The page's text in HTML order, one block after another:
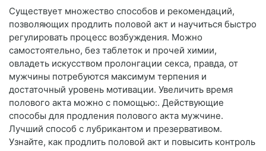
Существует множество способов и рекомендаций,
позволяющих продлить половой акт и научиться быстро
регулировать процесс возбуждения. Можно
самостоятельно, без таблеток и прочей химии,
овладеть искусством пролонгации секса, правда, от
мужчины потребуются максимум терпения и
достаточный уровень мотивации. Увеличить время
полового акта можно с помощью:. Действующие
способы для продления полового акта мужчине.
Лучший способ с лубрикантом и презервативом.
Узнайте, как продлить половой акт и повысить контроль